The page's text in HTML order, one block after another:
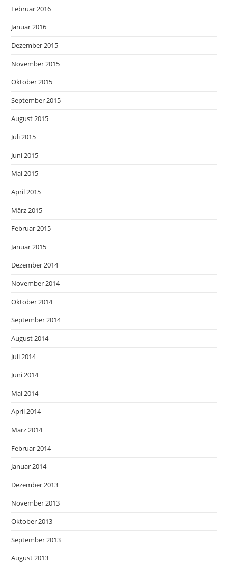
Februar 2016
Januar 2016
Dezember 2015
November 2015
Oktober 2015
September 2015
August 2015
Juli 2015
Juni 2015
Mai 2015
April 2015
März 2015
Februar 2015
Januar 2015
Dezember 2014
November 2014
Oktober 2014
September 2014
August 2014
Juli 2014
Juni 2014
Mai 2014
April 2014
März 2014
Februar 2014
Januar 2014
Dezember 2013
November 2013
Oktober 2013
September 2013
August 2013